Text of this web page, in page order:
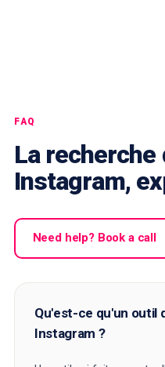
FAQ
La recherche
Instagram,
Need help? Book a call
Qu'est-ce qu'un outil
Instagram ?